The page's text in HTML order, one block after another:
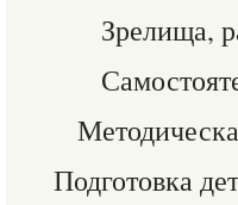
Зрелища,
Подготовка